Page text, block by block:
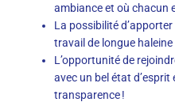
ambiance et où chacun
La possibilité d’apporter
travail de longue
L’opportunité de
avec un bel état
transparence !